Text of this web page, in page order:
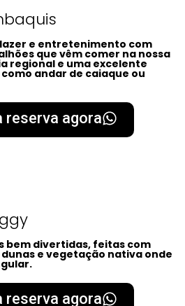
e entretenimento com
que vêm comer na nossa
regional e uma excelente
andar de caiaque ou
reserva agora
bem divertidas, feitas com
e vegetação nativa onde
reserva agora